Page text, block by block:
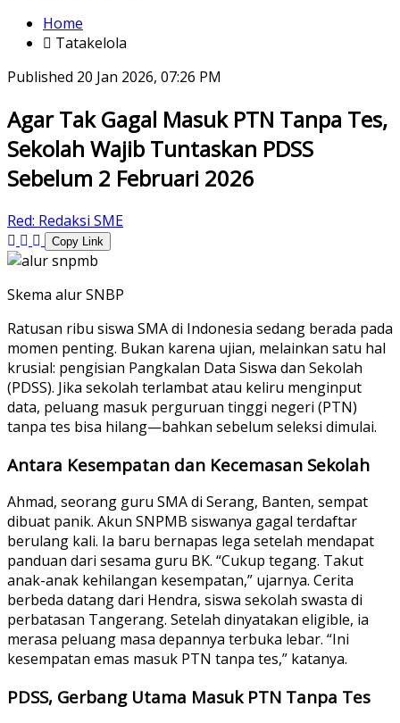
Home
Tatakelola
Published 20 Jan 2026, 07:26 PM
Agar Tak Gagal Masuk PTN Tanpa Tes,
Sekolah Wajib Tuntaskan PDSS
Sebelum 2 Februari 2026
Red: Redaksi SME
Copy Link
Skema alur SNBP
Ratusan ribu siswa SMA di Indonesia sedang berada pada
momen penting. Bukan karena ujian, melainkan satu hal
krusial: pengisian Pangkalan Data Siswa dan Sekolah
(PDSS). Jika sekolah terlambat atau keliru menginput
data, peluang masuk perguruan tinggi negeri (PTN)
tanpa tes bisa hilang—bahkan sebelum seleksi dimulai.
Antara Kesempatan dan Kecemasan Sekolah
Ahmad, seorang guru SMA di Serang, Banten, sempat
dibuat panik. Akun SNPMB siswanya gagal terdaftar
berulang kali. Ia baru bernapas lega setelah mendapat
panduan dari sesama guru BK. “Cukup tegang. Takut
anak-anak kehilangan kesempatan,” ujarnya. Cerita
berbeda datang dari Hendra, siswa sekolah swasta di
perbatasan Tangerang. Setelah dinyatakan eligible, ia
merasa peluang masa depannya terbuka lebar. “Ini
kesempatan emas masuk PTN tanpa tes,” katanya.
PDSS, Gerbang Utama Masuk PTN Tanpa Tes